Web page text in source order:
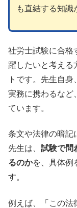
も直結する知識
社労士試験に合格
躍したいと考える
トです。先生自
実務に携わるなど
ています。
条文や法律の暗記
先生は、 試験で問
るのかを、具体例
す。
例えば、「この法